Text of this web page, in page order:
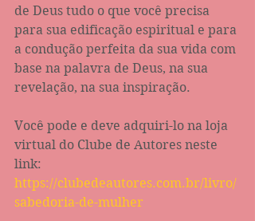
de Deus tudo o que você precisa
para sua edificação espiritual e para
a condução perfeita da sua vida com
base na palavra de Deus, na sua
revelação, na sua inspiração.
Você pode e deve adquiri-lo na loja
virtual do Clube de Autores neste
link:
https://clubedeautores.com.br/livro/
sabedoria-de-mulher